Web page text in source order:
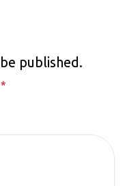
published.
*